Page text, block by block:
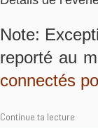
Note:
reporté au
connectés
Continue ta lecture